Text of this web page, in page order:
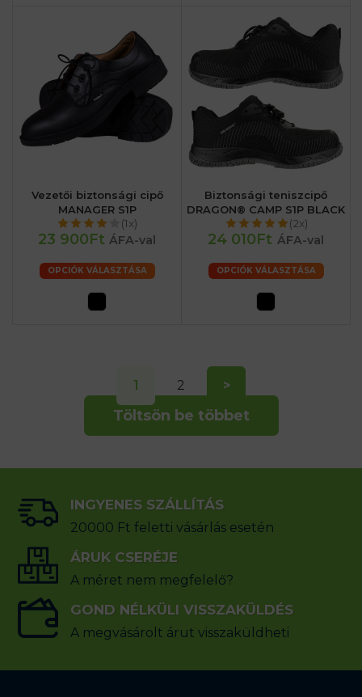
Vezetői biztonsági cipő
MANAGER S1P
(1x)
23 900Ft ÁFA-val
OPCIÓK VÁLASZTÁSA
Biztonsági teniszcipő
DRAGON® CAMP S1P BLACK
(2x)
24 010Ft ÁFA-val
OPCIÓK VÁLASZTÁSA
Töltsön be többet
1 2 >
INGYENES SZÁLLÍTÁS
20000 Ft feletti vásárlás esetén
ÁRUK CSERÉJE
A méret nem megfelelő?
GOND NÉLKÜLI VISSZAKÜLDÉS
A megvásárolt árut visszaküldheti